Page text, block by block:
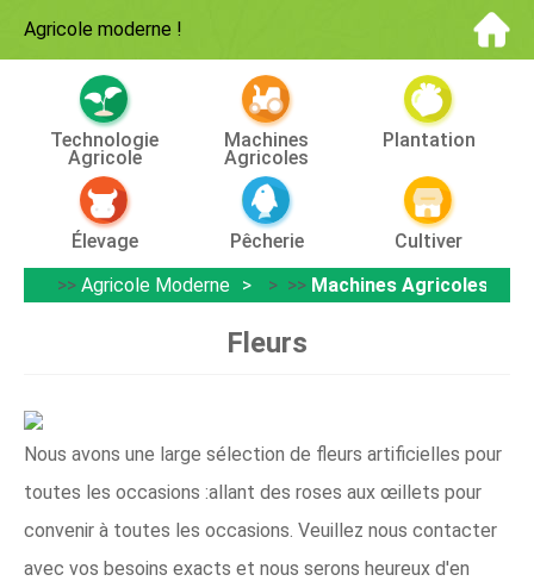
Agricole moderne !
Technologie
Agricole
Machines
Agricoles
Plantation
Élevage Pêcherie
Cultiver
>> Agricole Moderne > >> Machines Agricoles
Fleurs
Nous avons une large sélection de fleurs artificielles pour
toutes les occasions :allant des roses aux œillets pour
convenir à toutes les occasions. Veuillez nous contacter
avec vos besoins exacts et nous serons heureux d'en